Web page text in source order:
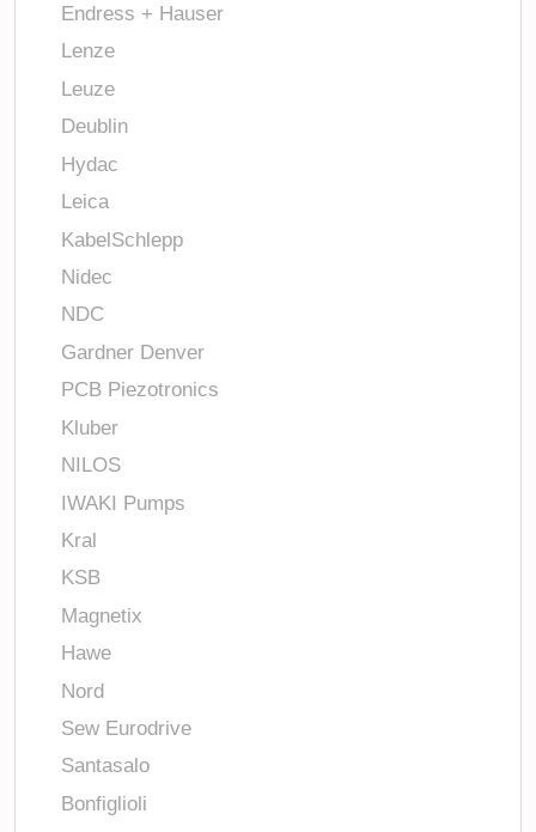
Endress + Hauser
Lenze
Leuze
Deublin
Hydac
Leica
KabelSchlepp
Nidec
NDC
Gardner Denver
PCB Piezotronics
Kluber
NILOS
IWAKI Pumps
Kral
KSB
Magnetix
Hawe
Nord
Sew Eurodrive
Santasalo
Bonfiglioli